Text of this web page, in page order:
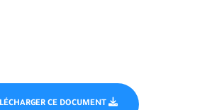
CE DOCUMENT